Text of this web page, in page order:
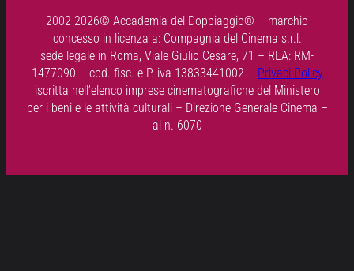
2002-2026© Accademia del Doppiaggio® – marchio
concesso in licenza a: Compagnia del Cinema s.r.l.
sede legale in Roma, Viale Giulio Cesare, 71 – REA: RM-
1477090 – cod. fisc. e P. iva 13833441002 – Privaci Policy
iscritta nell’elenco imprese cinematografiche del Ministero
per i beni e le attività culturali – Direzione Generale Cinema –
al n. 6070